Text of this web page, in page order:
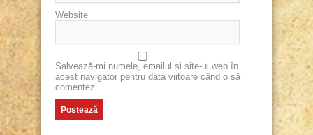
Website
Salvează-mi numele, emailul și site-ul web în
acest navigator pentru data viitoare când o să
comentez.